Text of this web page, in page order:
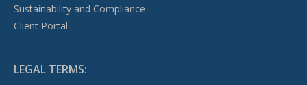
Sustainability and Compliance
Client Portal
LEGAL TERMS: